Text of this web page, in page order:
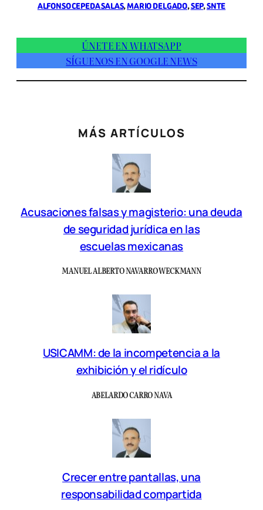
ALFONSO CEPEDA SALAS, MARIO DELGADO, SEP, SNTE
ÚNETE EN WHATSAPP
SÍGUENOS EN GOOGLE NEWS
MÁS ARTÍCULOS
Acusaciones falsas y magisterio: una deuda
de seguridad jurídica en las
escuelas mexicanas
MANUEL ALBERTO NAVARRO WECKMANN
USICAMM: de la incompetencia a la
exhibición y el ridículo
ABELARDO CARRO NAVA
Crecer entre pantallas, una
responsabilidad compartida